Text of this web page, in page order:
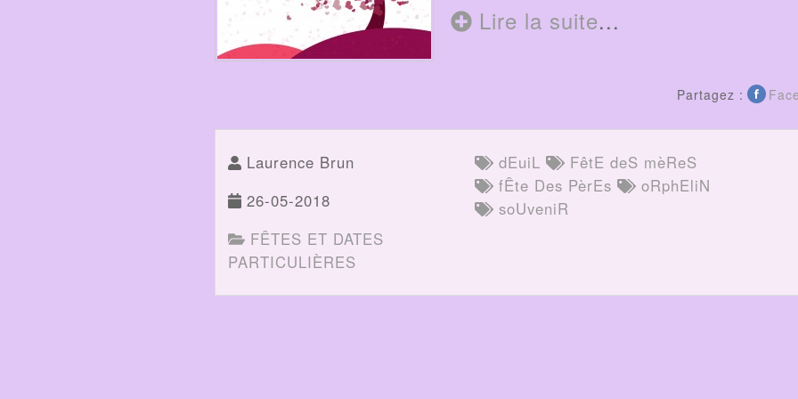
Lire la suite...
Partagez :
Laurence Brun
26-05-2018
FÊTES ET DATES
PARTICULIÈRES
dEuiL
FêtE deS mèReS
fÊte Des PèrEs
oRphEliN
soUveniR